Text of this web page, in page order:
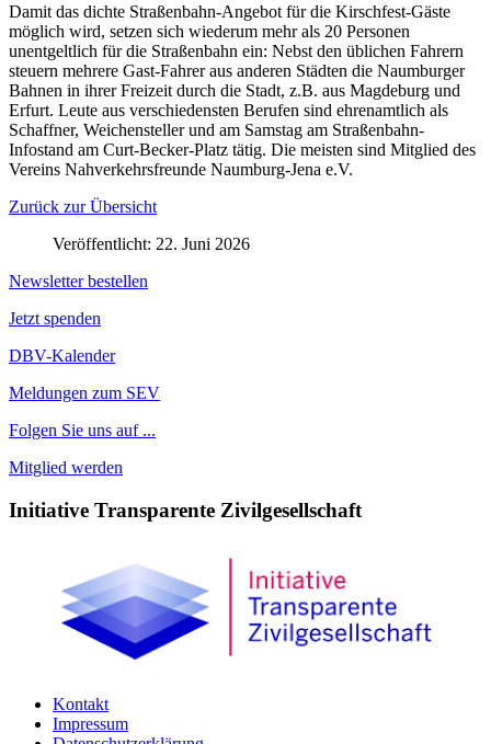
Damit das dichte Straßenbahn-Angebot für die Kirschfest-Gäste
möglich wird, setzen sich wiederum mehr als 20 Personen
unentgeltlich für die Straßenbahn ein: Nebst den üblichen Fahrern
steuern mehrere Gast-Fahrer aus anderen Städten die Naumburger
Bahnen in ihrer Freizeit durch die Stadt, z.B. aus Magdeburg und
Erfurt. Leute aus verschiedensten Berufen sind ehrenamtlich als
Schaffner, Weichensteller und am Samstag am Straßenbahn-
Infostand am Curt-Becker-Platz tätig. Die meisten sind Mitglied des
Vereins Nahverkehrsfreunde Naumburg-Jena e.V.
Zurück zur Übersicht
Veröffentlicht: 22. Juni 2026
Newsletter bestellen
Jetzt spenden
DBV-Kalender
Meldungen zum SEV
Folgen Sie uns auf ...
Mitglied werden
Initiative Transparente Zivilgesellschaft
Kontakt
Impressum